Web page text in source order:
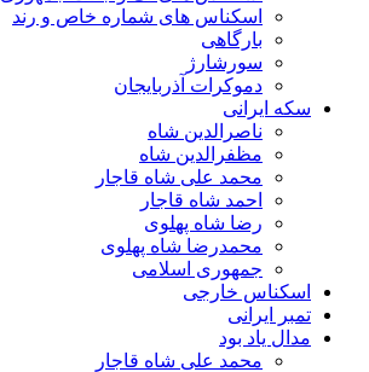
اسکناس های شماره خاص و رند
بارگاهی
سورشارژ
دموکرات آذربایجان
سکه ایرانی
ناصرالدین شاه
مظفرالدین شاه
محمد علی شاه قاجار
احمد شاه قاجار
رضا شاه پهلوی
محمدرضا شاه پهلوی
جمهوری اسلامی
اسکناس خارجی
تمبر ایرانی
مدال یاد بود
محمد علی شاه قاجار